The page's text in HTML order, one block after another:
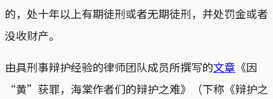
的，处十年以上有期徒刑或者无期徒刑，并处罚金或者
没收财产。
由具刑事辩护经验的律师团队成员所撰写的文章 《因
“黄”获罪，海棠作者们的辩护之难》（下称《辩护之